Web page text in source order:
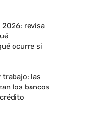
2026: revisa
ocurre si
trabajo: las
los bancos